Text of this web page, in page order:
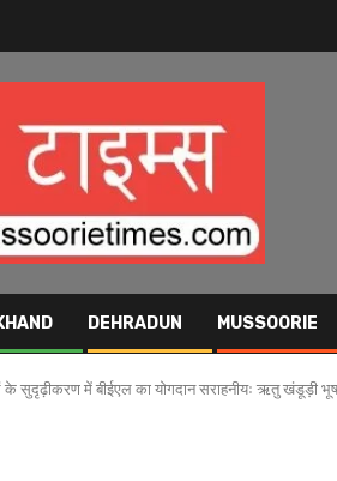
DEHRADUN MUSSOORIE
सुदृढ़ीकरण में बीईएल का योगदान सराहनीयः ऋतु खंडूड़ी